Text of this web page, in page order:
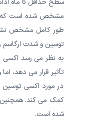
سطح حداقل 6 ماه ادامه داشت.
مشخص شده است که
طور کامل مشخص
توسین و شدت ارگاسم
به نظر می رسد اکسی
تأثیر قرار می دهد،
در مورد اکسی توسین
کمک می کند. همچنین
شده است.